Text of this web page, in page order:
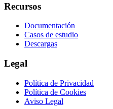
Recursos
Documentación
Casos de estudio
Descargas
Legal
Política de Privacidad
Política de Cookies
Aviso Legal